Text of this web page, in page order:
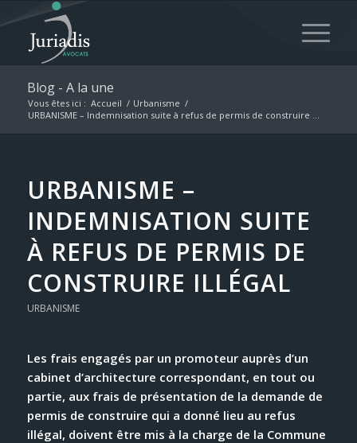
Blog - A la une
Vous êtes ici : Accueil / Urbanisme /
URBANISME – Indemnisation suite à refus de permis de construire ...
URBANISME –
INDEMNISATION SUITE
À REFUS DE PERMIS DE
CONSTRUIRE ILLÉGAL
URBANISME
Les frais engagés par un promoteur auprès d’un
cabinet d’architecture correspondant, en tout ou
partie, aux frais de présentation de la demande de
permis de construire qui a donné lieu au refus
illégal, doivent être mis à la charge de la Commune